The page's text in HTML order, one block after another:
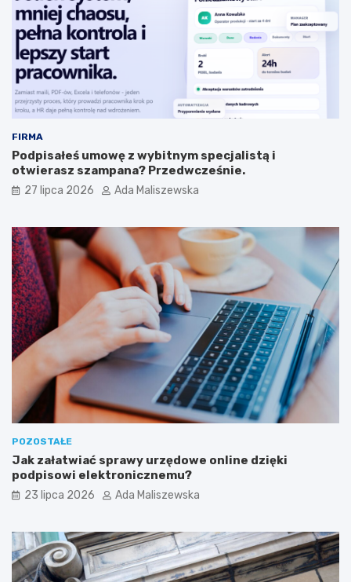
FIRMA
Podpisałeś umowę z wybitnym specjalistą i
otwierasz szampana? Przedwcześnie.
27 lipca 2026 Ada Maliszewska
POZOSTAŁE
Jak załatwiać sprawy urzędowe online dzięki
podpisowi elektronicznemu?
23 lipca 2026 Ada Maliszewska